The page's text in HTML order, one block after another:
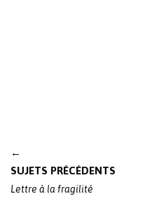
Post
navigation
←
SUJETS PRÉCÉDENTS
Lettre à la fragilité